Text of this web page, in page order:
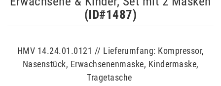
(ID#1487)
HMV 14.24.01.0121 // Lieferumfang: Kompressor,
Nasenstück, Erwachsenenmaske, Kindermaske,
Tragetasche